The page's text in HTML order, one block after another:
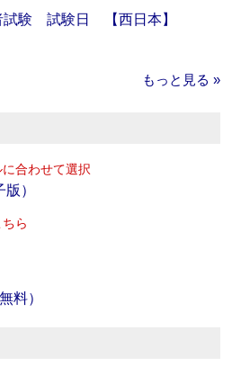
験 試験日 【西日本】
もっと見る »
合わせて選択
）
ら
料）